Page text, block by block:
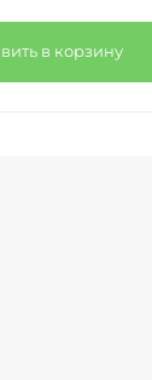
в корзину